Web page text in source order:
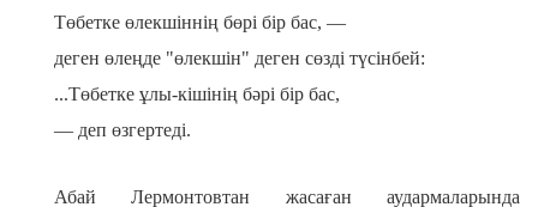
Төбетке өлекшіннің бөрі бір бас, —
деген өлеңде "өлекшін" деген сөзді түсінбей:
...Төбетке ұлы-кішінің бәрі бір бас,
— деп өзгертеді.
Абай Лермонтовтан жасаған аудармаларында